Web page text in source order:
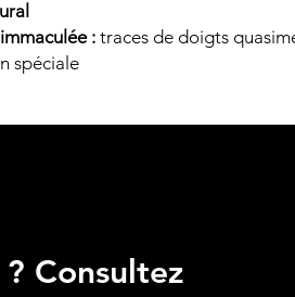
: traces de doigts
spéciale
Consultez